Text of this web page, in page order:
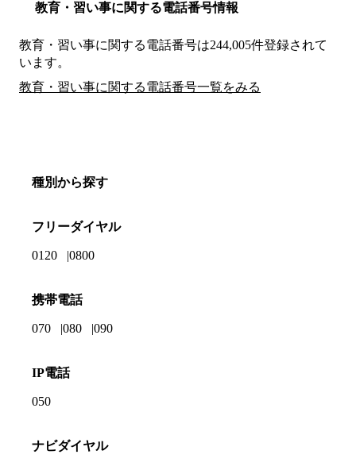
教育・習い事に関する電話番号情報
教育・習い事に関する電話番号は244,005件登録されて
います。
教育・習い事に関する電話番号一覧をみる
種別から探す
フリーダイヤル
0120 0800
携帯電話
070 080 090
IP電話
050
ナビダイヤル